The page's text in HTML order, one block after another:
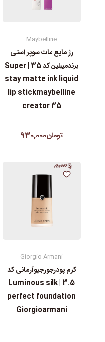
Maybelline
رژ مایع مات سوپر استی‌
برندمیبلین کد 35 | Super
stay matte ink liquid
lip stickmaybelline
creator 35
تومان930,000
Giorgio Armani
کرم پودرجورجیوآرمانی کد
3.5 | Luminous silk
perfect foundation
Giorgioarmani